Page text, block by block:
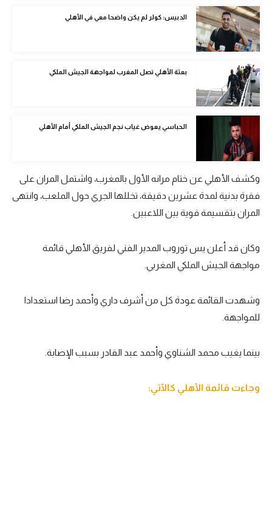
كرة طائرة
الوطن العربي
رياضة نسائية
آسيا
أمريكا
ركن الألعاب
أقسام خاصة
Gamers
تحقيق في الجول
تحليل في الجول
كويز في الجول
فيديو في الجول
الدبيس: كولر لم يكن واضحا معي في الأهلي
بعثة الأهلي تصل المغرب لمواجهة الجيش الملكي
الحباسي يعوض غياب نجم الجيش الملكي أمام الأهلي
وكشف الأهلي عن ختام مرانه الأول بالمغرب، واشتمل المران على
فقرة بدنية لمدة عشرين دقيقة، تخللها الجري حول الملعب، وانتهى
المران بتقسيمة قوية بين اللاعبين.
وكان قد أعلن يس توروب المدير الفني لفريق الأهلي قائمة
مواجهة الجيش الملكي المغربي.
وشهدت القائمة عودة كل من أشرف داري وأحمد رضا استعدادا
للمواجهة.
بينما يغيب محمد الشناوي وأحمد عبد القادر بسبب الإصابة.
وجاءت قائمة الأهلي كالآتي: